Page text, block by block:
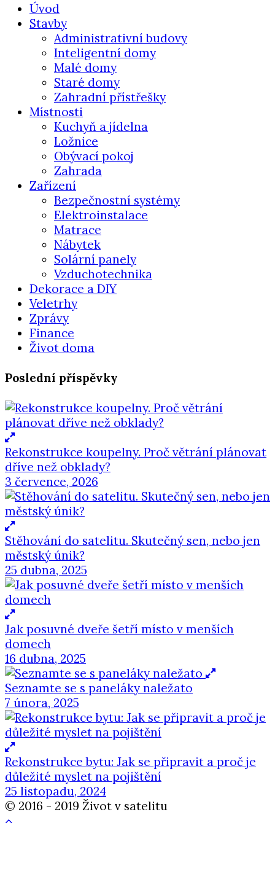
Úvod
Stavby
Administrativní budovy
Inteligentní domy
Malé domy
Staré domy
Zahradní přístřešky
Místnosti
Kuchyň a jídelna
Ložnice
Obývací pokoj
Zahrada
Zařízení
Bezpečnostní systémy
Elektroinstalace
Matrace
Nábytek
Solární panely
Vzduchotechnika
Dekorace a DIY
Veletrhy
Zprávy
Finance
Život doma
Poslední příspěvky
Rekonstrukce koupelny. Proč větrání plánovat
dříve než obklady?
3 července, 2026
Stěhování do satelitu. Skutečný sen, nebo jen
městský únik?
25 dubna, 2025
Jak posuvné dveře šetří místo v menších
domech
16 dubna, 2025
Seznamte se s paneláky naležato
7 února, 2025
Rekonstrukce bytu: Jak se připravit a proč je
důležité myslet na pojištění
25 listopadu, 2024
© 2016 - 2019 Život v satelitu